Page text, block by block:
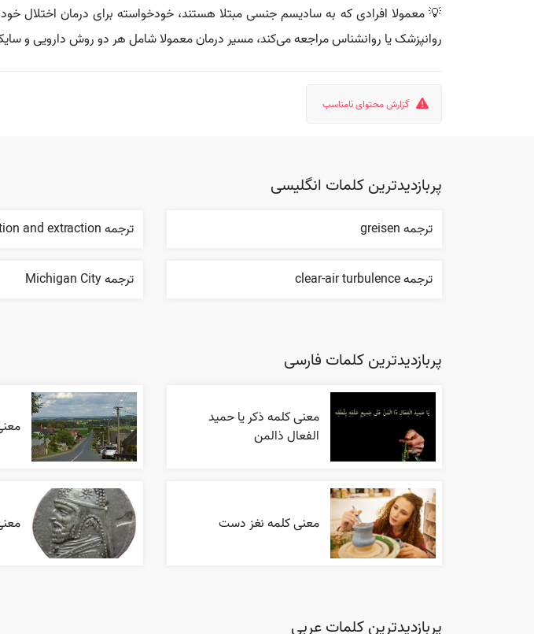
💡 معمولا افرادی که به سادیسم جنسی مبتلا هستند، خودخواسته برای درمان اختلال
روانپزشک یا روانشناس مراجعه می‌کند، مسیر درمان معمولا شامل هر دو روش دارویی و
گزارش محتوای نامناسب
پربازدیدترین کلمات انگلیسی
ترجمه greisen ترجمه dilation and extraction
ترجمه clear-air turbulence ترجمه Michigan City
پربازدیدترین کلمات فارسی
معنی کلمه ذکر یا حمید
الفعال ذالمن
معنی کلمه نغز دست
پربازدیدترین کلمات عربی